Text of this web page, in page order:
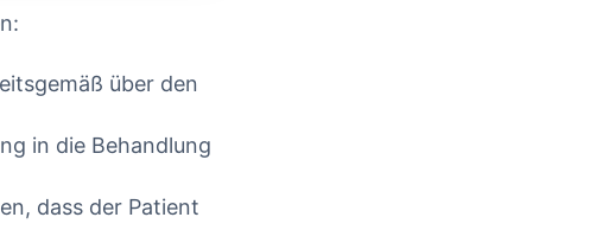
über den
⁤in‍ die Behandlung
dass der‌ Patient